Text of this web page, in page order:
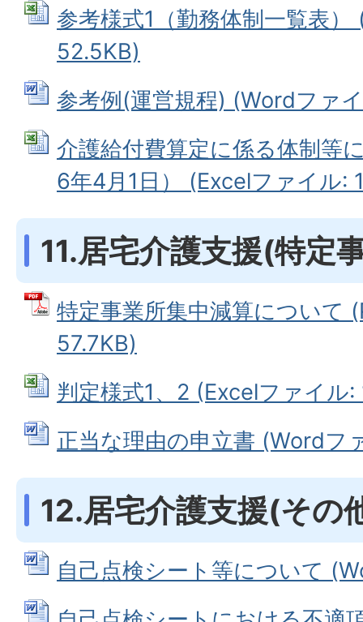
参考様式1（勤務体制一覧表
52.5KB)
参考例(運営規程) (Wordファ
介護給付費算定に係る体制等
6年4月1日） (Excelファイル:
11.居宅介護支援(特定
特定事業所集中減算について
57.7KB)
判定様式1、2 (Excelファイル:
正当な理由の申立書 (Wordフ
12.居宅介護支援(その
自己点検シート等について